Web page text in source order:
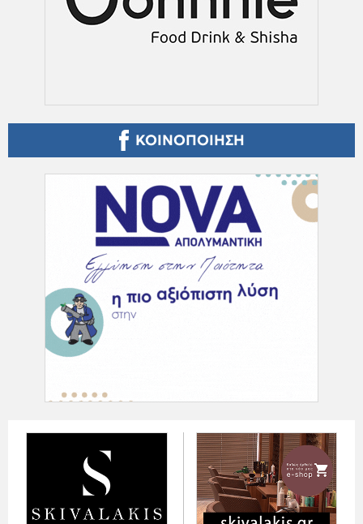
ΚΟΙΝΟΠΟΙΗΣΗ